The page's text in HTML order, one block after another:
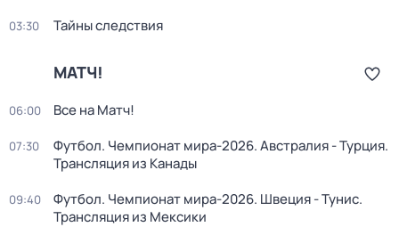
03:30 Тайны следствия
МАТЧ!
06:00 Все на Матч!
07:30
Футбол. Чемпионат мира-2026. Австралия - Турция.
Трансляция из Канады
09:40
Футбол. Чемпионат мира-2026. Швеция - Тунис.
Трансляция из Мексики